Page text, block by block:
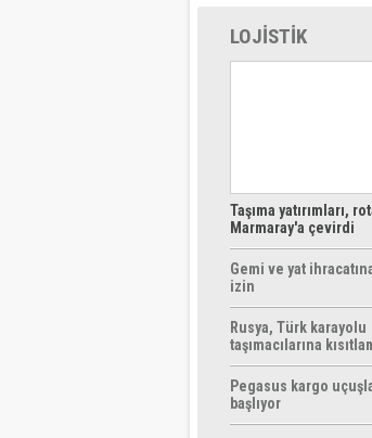
LOJİSTİK
Taşıma yatırımları,
Marmaray'a çevirdi
Gemi ve yat
izin
Rusya, Türk karayolu
taşımacılarına
getirebilir
Pegasus kargo
başlıyor